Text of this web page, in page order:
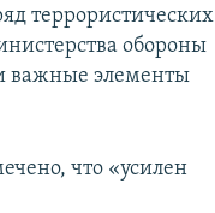
террористических
обороны
важные элементы
что «усилен